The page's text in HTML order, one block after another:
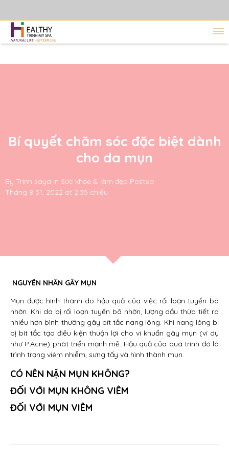
Bí quyết chăm sóc đặc biệt dành
cho da mụn
By Trinh saya in Sức khỏe & làm đẹp Posted
Tháng 8 31, 2022 at 2:35 chiều
NGUYÊN NHÂN GÂY MỤN
Mụn được hình thành do hậu quả của việc rối loạn tuyến bã
nhờn. Khi da bị rối loạn tuyến bã nhờn, lượng dầu thừa tiết ra
nhiều hơn bình thường gây bít tắc nang lông. Khi nang lông bị
bị bít tắc tạo điều kiện thuận lợi cho vi khuẩn gây mụn (ví dụ
như P.Acne) phát triển mạnh mẽ. Hậu quả của quá trình đó là
trình trạng viêm nhiễm, sưng tấy và hình thành mụn.
CÓ NÊN NẶN MỤN KHÔNG?
ĐỐI VỚI MỤN KHÔNG VIÊM
ĐỐI VỚI MỤN VIÊM